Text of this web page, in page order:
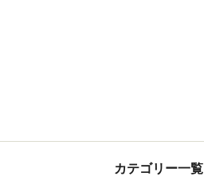
カテゴリー一覧